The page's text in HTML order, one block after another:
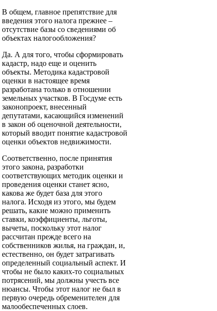
В общем, главное препятствие для
введения этого налога прежнее –
отсутствие базы со сведениями об
объектах налогообложения?
Да. А для того, чтобы сформировать
кадастр, надо еще и оценить
объекты. Методика кадастровой
оценки в настоящее время
разработана только в отношении
земельных участков. В Госдуме есть
законопроект, внесенный
депутатами, касающийся изменений
в закон об оценочной деятельности,
который вводит понятие кадастровой
оценки объектов недвижимости.
Соответственно, после принятия
этого закона, разработки
соответствующих методик оценки и
проведения оценки станет ясно,
какова же будет база для этого
налога. Исходя из этого, мы будем
решать, какие можно применить
ставки, коэффициенты, льготы,
вычеты, поскольку этот налог
рассчитан прежде всего на
собственников жилья, на граждан, и,
естественно, он будет затрагивать
определенный социальный аспект. И
чтобы не было каких-то социальных
потрясений, мы должны учесть все
нюансы. Чтобы этот налог не был в
первую очередь обременителен для
малообеспеченных слоев.